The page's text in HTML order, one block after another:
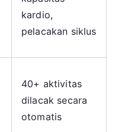
kardio,
pelacakan siklus
40+ aktivitas
dilacak secara
otomatis